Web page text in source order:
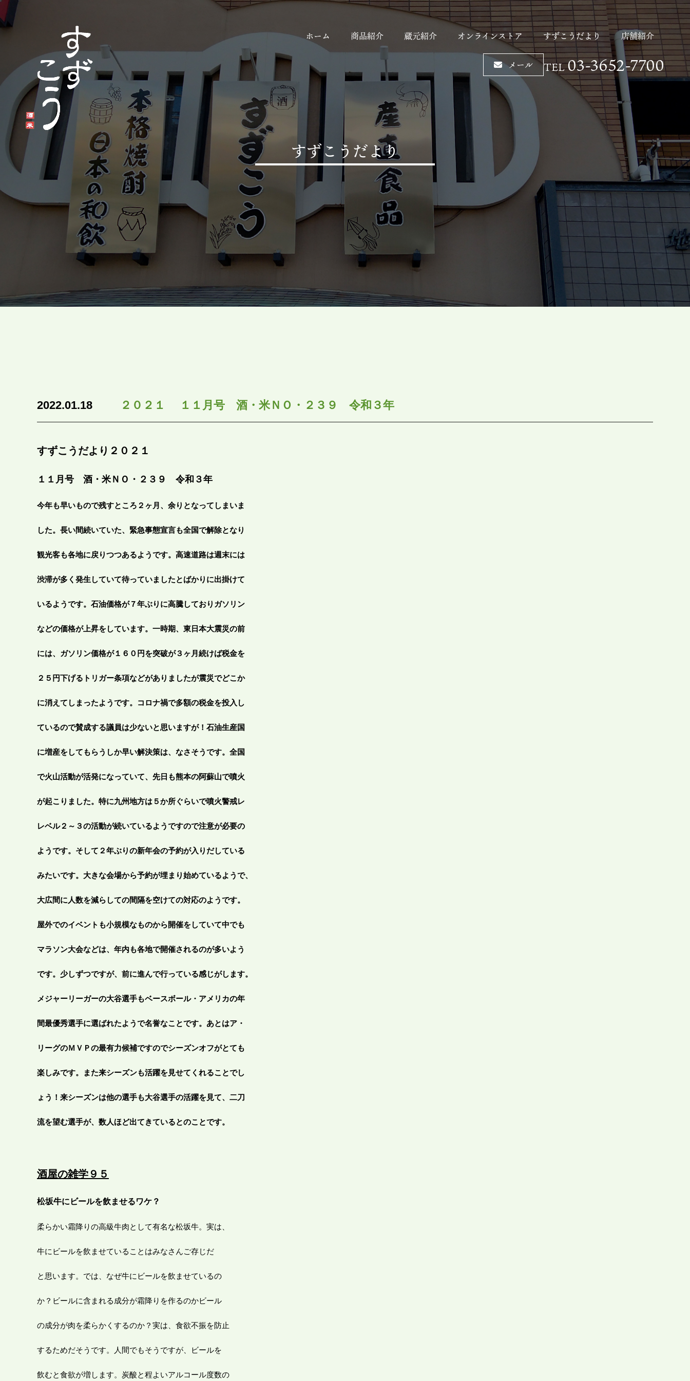
ホーム 商品紹介 蔵元紹介 オンラインストア すずこうだより 店舗紹介
メール TEL03-3652-7700
すずこうだより
2022.01.18 ２０２１ １１月号 酒・米ＮＯ・２３９ 令和３年
すずこうだより２０２１
１１ 月号 酒・米ＮＯ・２３９ 令和３年
今年も早いもので残すところ２ヶ月、余りとなってしまいま
した。長い間続いていた、緊急事態宣言も全国で解除となり
観光客も各地に戻りつつあるようです。高速道路は週末には
渋滞が多く発生していて待っていましたとばかりに出掛けて
いるようです。石油価格が７年ぶりに高騰しておりガソリン
などの価格が上昇をしています。一時期、東日本大震災の前
には、ガソリン価格が１６０円を突破が３ヶ月続けば税金を
２５円下げるトリガー条項などがありましたが震災でどこか
に消えてしまったようです。コロナ禍で多額の税金を投入し
ているので賛成する議員は少ないと思いますが！石油生産国
に増産をしてもらうしか早い解決策は、なさそうです。全国
で火山活動が活発になっていて、先日も熊本の阿蘇山で噴火
が起こりました。特に九州地方は５か所ぐらいで噴火警戒レ
レベル２～３の活動が続いているようですので注意が必要の
ようです。そして２年ぶりの新年会の予約が入りだしている
みたいです。大きな会場から予約が埋まり始めているようで、
大広間に人数を減らしての間隔を空けての対応のようです。
屋外でのイベントも小規模なものから開催をしていて中でも
マラソン大会などは、年内も各地で開催されるのが多いよう
です。少しずつですが、前に進んで行っている感じがします。
メジャーリーガーの大谷選手もベースボール・アメリカの年
間最優秀選手に選ばれたようで名誉なことです。あとはア・
リーグのＭＶＰの最有力候補ですのでシーズンオフがとても
楽しみです。また来シーズンも活躍を見せてくれることでし
ょう！来シーズンは他の選手も大谷選手の活躍を見て、二刀
流を望む選手が、数人ほど出てきているとのことです。
酒屋の雑学９５
松坂牛にビールを飲ませるワケ？
柔らかい霜降りの高級牛肉として有名な松坂牛。実は、
牛にビールを飲ませていることはみなさんご存じだ
と思います。では、なぜ牛にビールを飲ませているの
か？ビールに含まれる成分が霜降りを作るのかビール
の成分が肉を柔らかくするのか？実は、食欲不振を防止
するためだそうです。人間でもそうですが、ビールを
飲むと食欲が増します。炭酸と程よいアルコール度数の